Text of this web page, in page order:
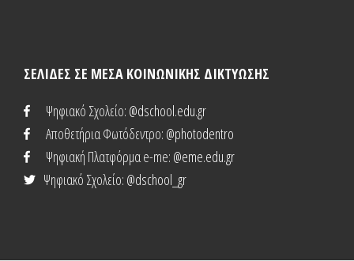
ΣΕΛΙΔΕΣ ΣΕ ΜΕΣΑ ΚΟΙΝΩΝΙΚΗΣ ΔΙΚΤΥΩΣΗΣ
Ψηφιακό Σχολείο: @dschool.edu.gr
Αποθετήρια Φωτόδεντρο: @photodentro
Ψηφιακή Πλατφόρμα e-me: @eme.edu.gr
Ψηφιακό Σχολείο: @dschool_gr